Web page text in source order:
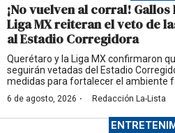
¡No vuelven al corral!
Liga MX reiteran el veto de
al Estadio Corregidora
Querétaro y la Liga MX confirmaron
seguirán vetadas del Estadio
medidas para fortalecer el ambiente
6 de agosto, 2026 · Redacción La-Lista